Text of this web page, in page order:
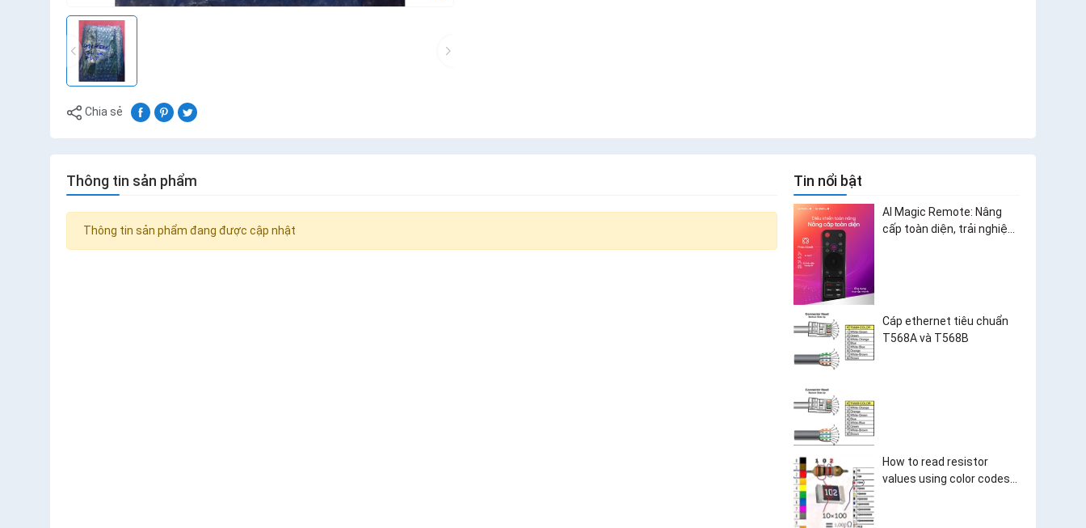
Chia sẻ
Thông tin sản phẩm
Thông tin sản phẩm đang được cập nhật
Tin nổi bật
AI Magic Remote: Nâng
cấp toàn diện, trải nghiệm
Cáp ethernet tiêu chuẩn
T568A và T568B
How to read resistor
values using color codes